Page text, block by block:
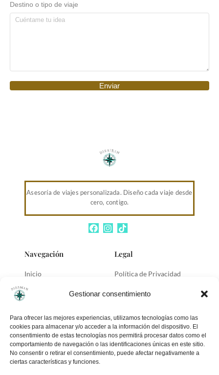
Gestionar consentimiento
Para ofrecer las mejores experiencias, utilizamos tecnologías como las
cookies para almacenar y/o acceder a la información del dispositivo. El
consentimiento de estas tecnologías nos permitirá procesar datos como el
comportamiento de navegación o las identificaciones únicas en este sitio.
No consentir o retirar el consentimiento, puede afectar negativamente a
ciertas características y funciones.
Destino o tipo de viaje
Enviar
Asesoría de viajes personalizada. Diseño cada viaje desde
cero, contigo.
Navegación
Inicio
Servicios
Sobre mí
Contacto
Legal
Política de Privacidad
Contact